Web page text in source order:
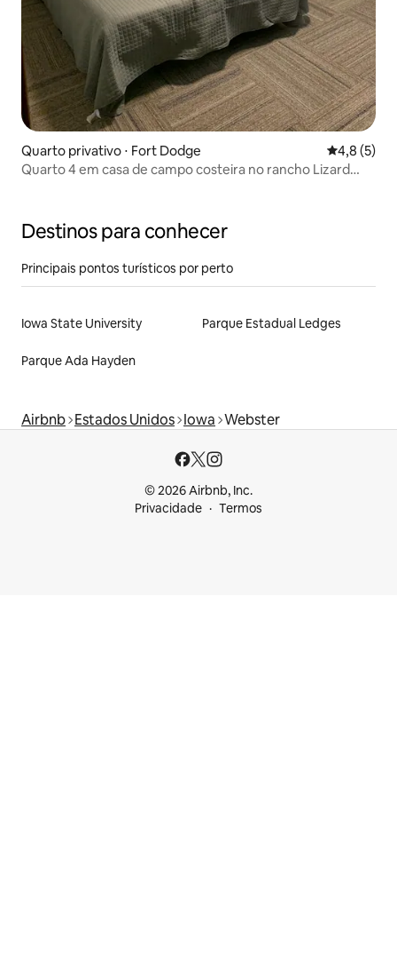
Quarto privativo ⋅ Fort Dodge 4,8 de
4,8 (5)
Quarto 4 em casa de campo costeira no rancho Lizard
Destinos para conhecer
Principais pontos turísticos por perto
Iowa State University Parque Estadual Ledges
Parque Ada Hayden
Airbnb Estados Unidos Iowa Webster
© 2026 Airbnb, Inc.
Privacidade
Termos